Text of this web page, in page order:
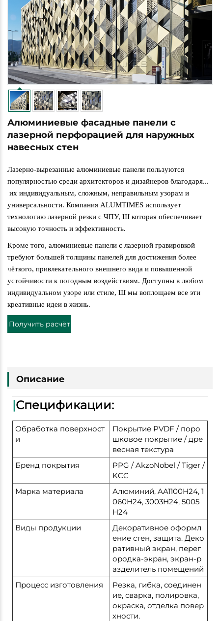
Алюминиевые фасадные панели с
лазерной перфорацией для наружных
навесных стен
Лазерно-вырезанные алюминиевые панели пользуются
популярностью среди архитекторов и дизайнеров благодаря...
их индивидуальным, сложным, неправильным узорам и
универсальности. Компания ALUMTIMES использует
технологию лазерной резки с ЧПУ, Ш которая обеспечивает
высокую точность и эффективность.
Кроме того, алюминиевые панели с лазерной гравировкой
требуют большей толщины панелей для достижения более
чёткого, привлекательного внешнего вида и повышенной
устойчивости к погодным воздействиям. Доступны в любом
индивидуальном узоре или стиле, Ш мы воплощаем все эти
креативные идеи в жизнь.
Получить расчёт
Описание
|Спецификации:
Обработка поверхност
и
Покрытие PVDF / поро
шковое покрытие / дре
весная текстура
Бренд покрытия
PPG / AkzoNobel / Tiger /
KCC
Марка материала
Алюминий, AA1100H24, 1
060H24, 3003H24, 5005
H24
Виды продукции
Декоративное оформл
ение стен, защита. Деко
ративный экран, перег
ородка-экран, экран-р
азделитель помещений
Процесс изготовления
Резка, гибка, соединен
ие, сварка, полировка,
окраска, отделка повер
хности.